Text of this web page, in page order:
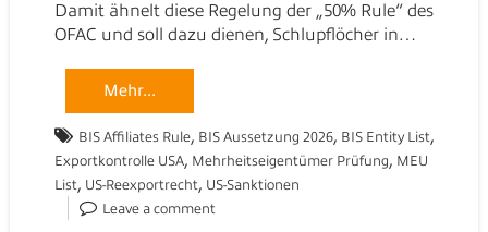
Damit ähnelt diese Regelung der „50% Rule“ des
OFAC und soll dazu dienen, Schlupflöcher in…
Mehr...
BIS Affiliates Rule, BIS Aussetzung 2026, BIS Entity List,
Exportkontrolle USA, Mehrheitseigentümer Prüfung, MEU
List, US-Reexportrecht, US-Sanktionen
Leave a comment